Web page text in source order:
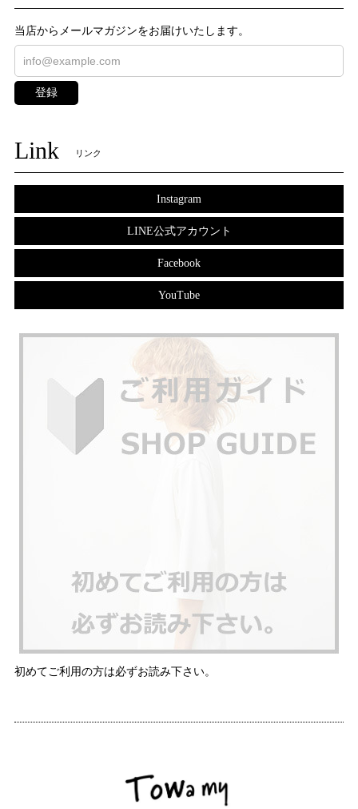
当店からメールマガジンをお届けいたします。
登録
Link リンク
Instagram
LINE公式アカウント
Facebook
YouTube
初めてご利用の方は必ずお読み下さい。